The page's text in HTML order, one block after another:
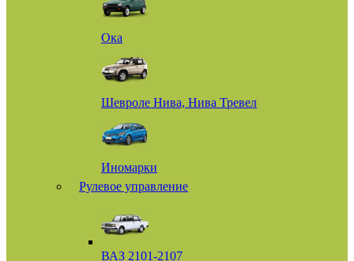
Ока
Шевроле Нива, Нива Тревел
Иномарки
Рулевое управление
ВАЗ 2101-2107